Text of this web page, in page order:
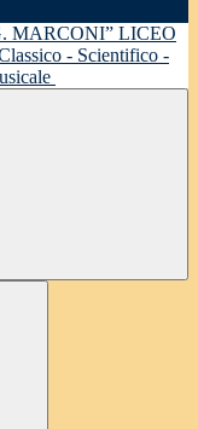
LICEO
- Scientifico -